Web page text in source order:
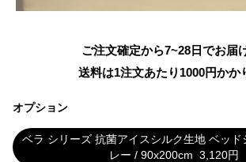
ご注文確定から7~28日でお届
送料は1注文あたり 1000円かか
オプション
ベラ シリーズ 抗菌アイスシルク生地 ベッド
レー / 90x200cm 3,120円